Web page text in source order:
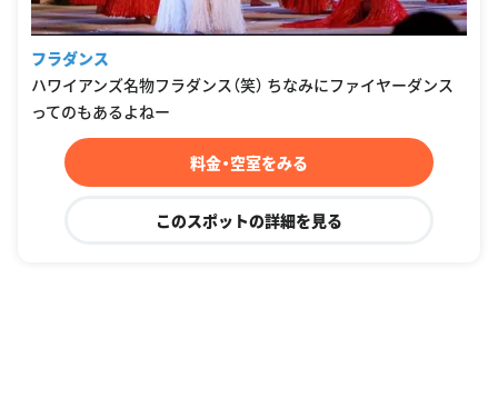
フラダンス
ハワイアンズ名物フラダンス（笑） ちなみにファイヤーダンス
ってのもあるよねー
料金・空室をみる
このスポットの詳細を見る